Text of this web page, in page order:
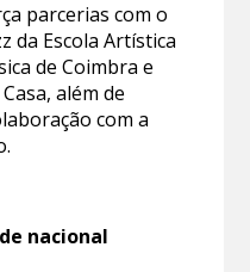
parcerias com o
da Escola Artística
de Coimbra e
além de
com a
nacional